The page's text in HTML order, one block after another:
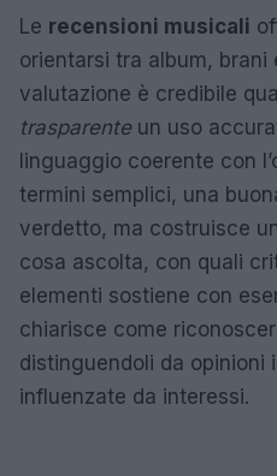
Le recensioni musicali
orientarsi tra album, brani
valutazione è credibile
trasparenteun uso
linguaggio coerente con
termini semplici, una
verdetto, ma costruisce
cosa ascolta, con quali
elementi sostiene con
chiarisce come
distinguendoli da opinioni
influenzate da interessi.